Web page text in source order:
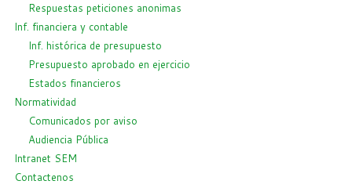
Respuestas peticiones anonimas
Inf. financiera y contable
Inf. histórica de presupuesto
Presupuesto aprobado en ejercicio
Estados financieros
Normatividad
Comunicados por aviso
Audiencia Pública
Intranet SEM
Contactenos